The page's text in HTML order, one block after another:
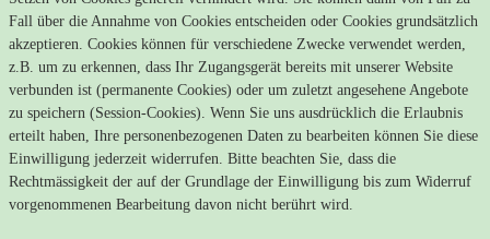
Fall über die Annahme von Cookies entscheiden oder Cookies grundsätzlich
akzeptieren. Cookies können für verschiedene Zwecke verwendet werden,
z.B. um zu erkennen, dass Ihr Zugangsgerät bereits mit unserer Website
verbunden ist (permanente Cookies) oder um zuletzt angesehene Angebote
zu speichern (Session-Cookies). Wenn Sie uns ausdrücklich die Erlaubnis
erteilt haben, Ihre personenbezogenen Daten zu bearbeiten können Sie diese
Einwilligung jederzeit widerrufen. Bitte beachten Sie, dass die
Rechtmässigkeit der auf der Grundlage der Einwilligung bis zum Widerruf
vorgenommenen Bearbeitung davon nicht berührt wird.